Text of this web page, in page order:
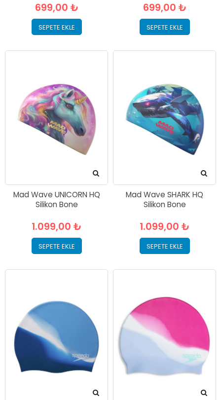
699,00 ₺
SEPETE EKLE
699,00 ₺
SEPETE EKLE
Mad Wave UNICORN HQ
Silikon Bone
1.099,00 ₺
SEPETE EKLE
Mad Wave SHARK HQ
Silikon Bone
1.099,00 ₺
SEPETE EKLE